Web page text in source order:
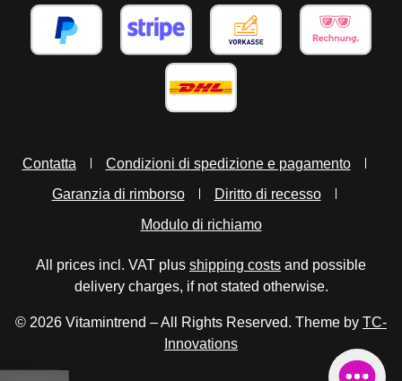
Contatta
Condizioni di spedizione e pagamento
Garanzia di rimborso
Diritto di recesso
Modulo di richiamo
All prices incl. VAT plus shipping costs and possible
delivery charges, if not stated otherwise.
© 2026 Vitamintrend – All Rights Reserved. Theme by TC-
Innovations